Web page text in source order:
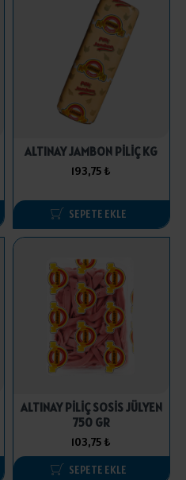
ALTINAY JAMBON PİLİÇ KG
193,75 ₺
SEPETE EKLE
ALTINAY PİLİÇ SOSİS JÜLYEN
750 GR
103,75 ₺
SEPETE EKLE